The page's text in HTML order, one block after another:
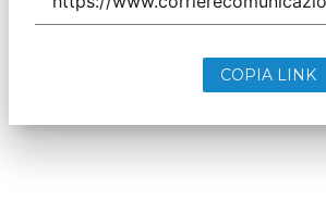
COPIA LINK